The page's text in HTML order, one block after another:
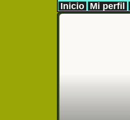
Inicio Mi perfil